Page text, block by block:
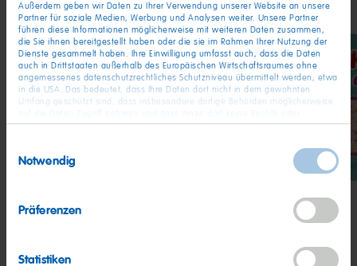
Außerdem geben wir Daten zu Ihrer Verwendung unserer Website an unsere
Partner für soziale Medien, Werbung und Analysen weiter. Unsere Partner
führen diese Informationen möglicherweise mit weiteren Daten zusammen,
die Sie ihnen bereitgestellt haben oder die sie im Rahmen Ihrer Nutzung der
Dienste gesammelt haben. Ihre Einwilligung umfasst auch, dass die Daten
auch in Drittstaaten außerhalb des Europäischen Wirtschaftsraumes ohne
angemessenes datenschutzrechtliches Schutzniveau übermittelt werden, etwa
in die USA. Das bedeutet, dass Ihre Daten dort nicht in dem gewohnten
Umfang geschützt sind, dass insbesondere dortige Behörden möglicherweise
Rechtsbehelfe zur Verfügung stehen. Sie haben das Rechts, Ihre Einwilligung
finden Sie detaillierten Informationen zur Verarbeitung
Ihrer Daten und zum Widerruf Ihrer Einwilligung. Unser Impressum finden Sie
Notwendig
Präferenzen
Statistiken
Rombiss
Minis